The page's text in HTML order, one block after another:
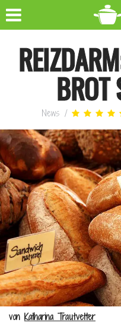
BROT
News /
von Katharina Trautvetter